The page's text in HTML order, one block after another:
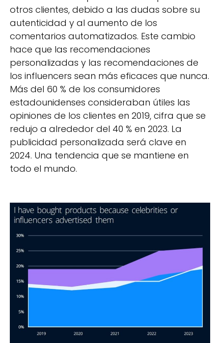
otros clientes, debido a las dudas sobre su
autenticidad y al aumento de los
comentarios automatizados. Este cambio
hace que las recomendaciones
personalizadas y las recomendaciones de
los influencers sean más eficaces que nunca.
Más del 60 % de los consumidores
estadounidenses consideraban útiles las
opiniones de los clientes en 2019, cifra que se
redujo a alrededor del 40 % en 2023. La
publicidad personalizada será clave en
2024. Una tendencia que se mantiene en
todo el mundo.